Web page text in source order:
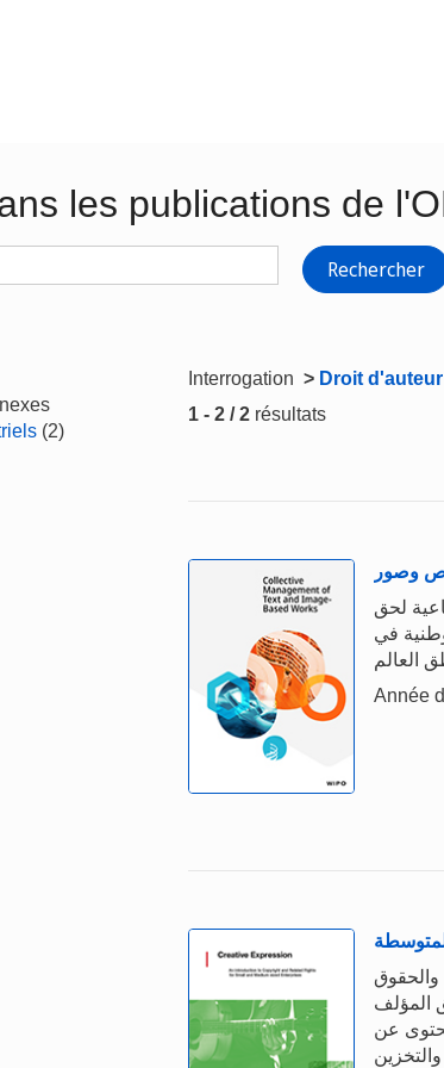
les publications de
Rechercher
(2)
Interrogation > Droit
1 - 2 / 2 résultats
وصور
لحق
في
Année
والحقوق
المؤلف
عن